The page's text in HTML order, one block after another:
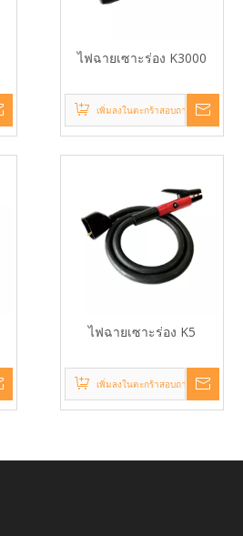
ไฟฉายเซาะร่อง K3000
เพิ่มลงในตะกร้าสอบถาม
ไฟฉายเซาะร่อง K5
เพิ่มลงในตะกร้าสอบถาม